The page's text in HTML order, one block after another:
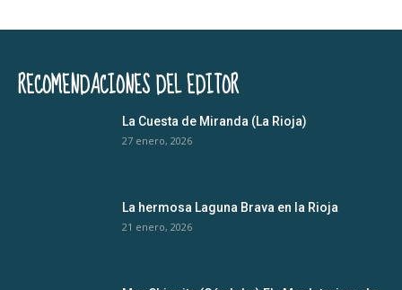
RECOMENDACIONES DEL EDITOR
La Cuesta de Miranda (La Rioja)
27 enero, 2026
La hermosa Laguna Brava en la Rioja
21 enero, 2026